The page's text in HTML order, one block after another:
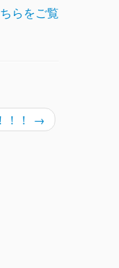
らをご覧
！ →